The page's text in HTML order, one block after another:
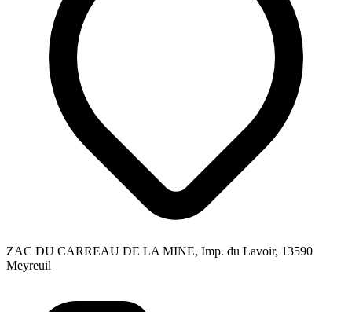
ZAC DU CARREAU DE LA MINE, Imp. du Lavoir, 13590
Meyreuil